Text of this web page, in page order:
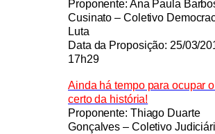
Proponente: Ana Paula
Cusinato – Coletivo
Luta
Data da Proposição: 25/03/
17h29
Ainda há tempo para ocupar
certo da história!
Proponente: Thiago Duarte
Gonçalves – Coletivo